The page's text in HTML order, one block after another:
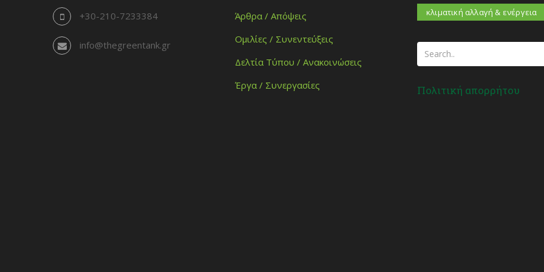
+30-210-7233384
info@thegreentank.gr
Άρθρα / Απόψεις
Ομιλίες / Συνεντεύξεις
Δελτία Τύπου / Ανακοινώσεις
Έργα / Συνεργασίες
κλιματική αλλαγή & ενέργεια
Πολιτική απορρήτου